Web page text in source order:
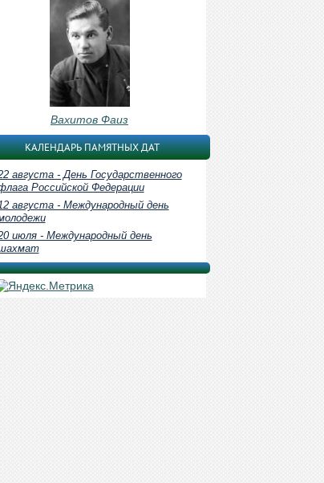
Вахитов Фаиз
КАЛЕНДАРЬ ПАМЯТНЫХ ДАТ
августа - День Государственного
Российской Федерации
августа - Международный день
июля - Международный день